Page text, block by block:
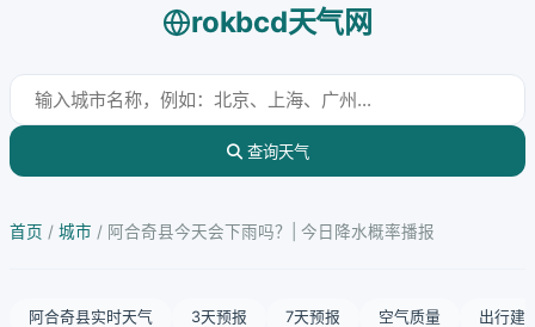
rokbcd天气网
查询天气
首页 / 城市 / 阿合奇县今天会下雨吗？| 今日降水概率播报
阿合奇县实时天气 3天预报 7天预报 空气质量 出行建